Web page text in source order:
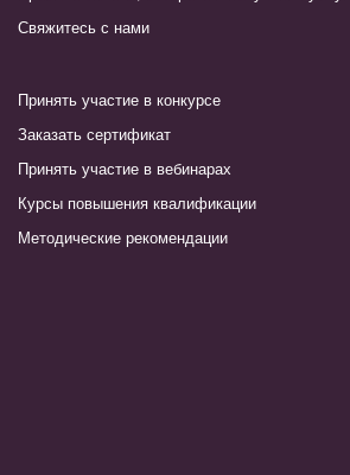
Свяжитесь с нами
Принять участие в конкурсе
Заказать сертификат
Принять участие в вебинарах
Курсы повышения квалификации
Методические рекомендации